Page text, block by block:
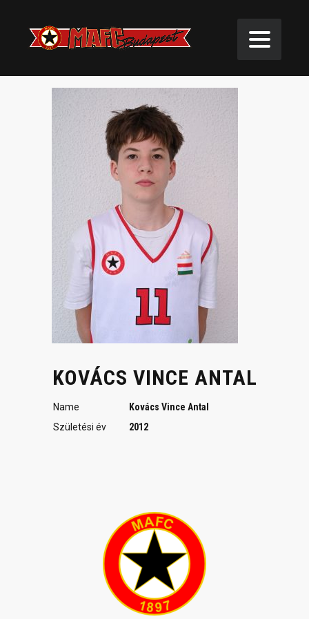
KOVÁCS VINCE ANTAL
Name
Kovács Vince Antal
Születési év
2012